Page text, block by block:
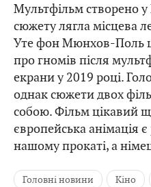
Мультфільм створено у
сюжету лягла місцева
Уте фон Мюнхов-Поль
про гномів після
екрани у 2019 році.
однак сюжети двох
собою. Фільм цікавий
європейська анімація
нашому прокаті, а
Головні новини Кіно